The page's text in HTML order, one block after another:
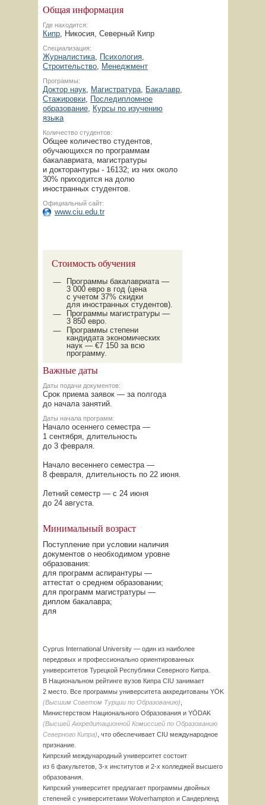
Общая информация
Где находится:
Кипр, Никосия, Северный Кипр
Специализация:
Журналистика, Психология,
Строительство, Менеджмент
Программы:
Доктор наук, Магистратура, Бакалавр,
Стажировки, Последипломное
образование, Курсы по изучению
языка
Количество студентов:
Общее количество студентов,
обучающихся по программам
бакалавриата, магистратуры
и докторантуры - 16132; из них около
30% приходится на долю
иностранных студентов.
Официальный сайт:
www.ciu.edu.tr
Стоимость обучения
Программы бакалавриата —
3 000 евро в год (цена
с учетом 37% скидки
для иностранных студентов).
Программы магистратуры —
3 850 евро.
Программы степени
кандидата экономических
наук — €7 150 за всю
программу.
Важные даты
Даты подачи документов:
Срок приема заявок — за полгода
до начала занятий.
Даты начала программ:
Начало осеннего семестра —
1 сентября, длительность
до 3 февраля.
Начало весеннего семестра —
8 февраля, длительность по 22 июня.
Летний семестр — с 24 июня
до 24 августа.
Минимальный возраст
Поступление при условии наличия
документов о необходимом уровне
образования:
для программ аспирантуры —
аттестат о среднем образовании;
для программ магистратуры —
диплом бакалавра;
для
Cyprus International University — один из наиболее
передовых и профессионально ориентированных
университетов Турецкой Республики Северного Кипра.
В Национальном рейтинге вузов Кипра CIU занимает
2 место. Все программы университета аккредитованы YÖK
(Высшим Советом Турции по Образованию)
Министерством Национального Образования и YÖDAK
(Высшей Аккредитационной Комиссией по Образованию
Северного Кипра) , что обеспечивает CIU международное
признание.
Кипрский международный университет состоит
из 6 факультетов, 3-х институтов и 2-х колледжей высшего
образования.
Кипрский университет предлагает программы двойных
степеней с университетами Wolverhampton и Сандерленд